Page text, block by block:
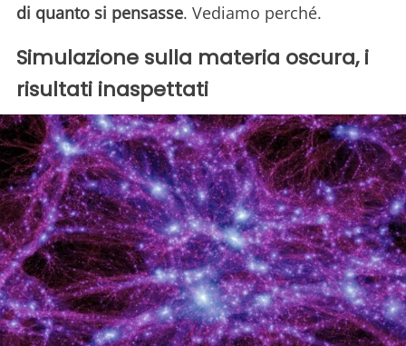
di quanto si pensasse. Vediamo perché.
Simulazione sulla materia oscura, i
risultati inaspettati